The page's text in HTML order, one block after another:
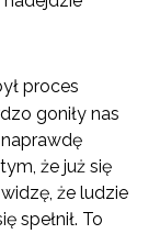
proces
goniły nas
że już się
że ludzie
spełnił. To